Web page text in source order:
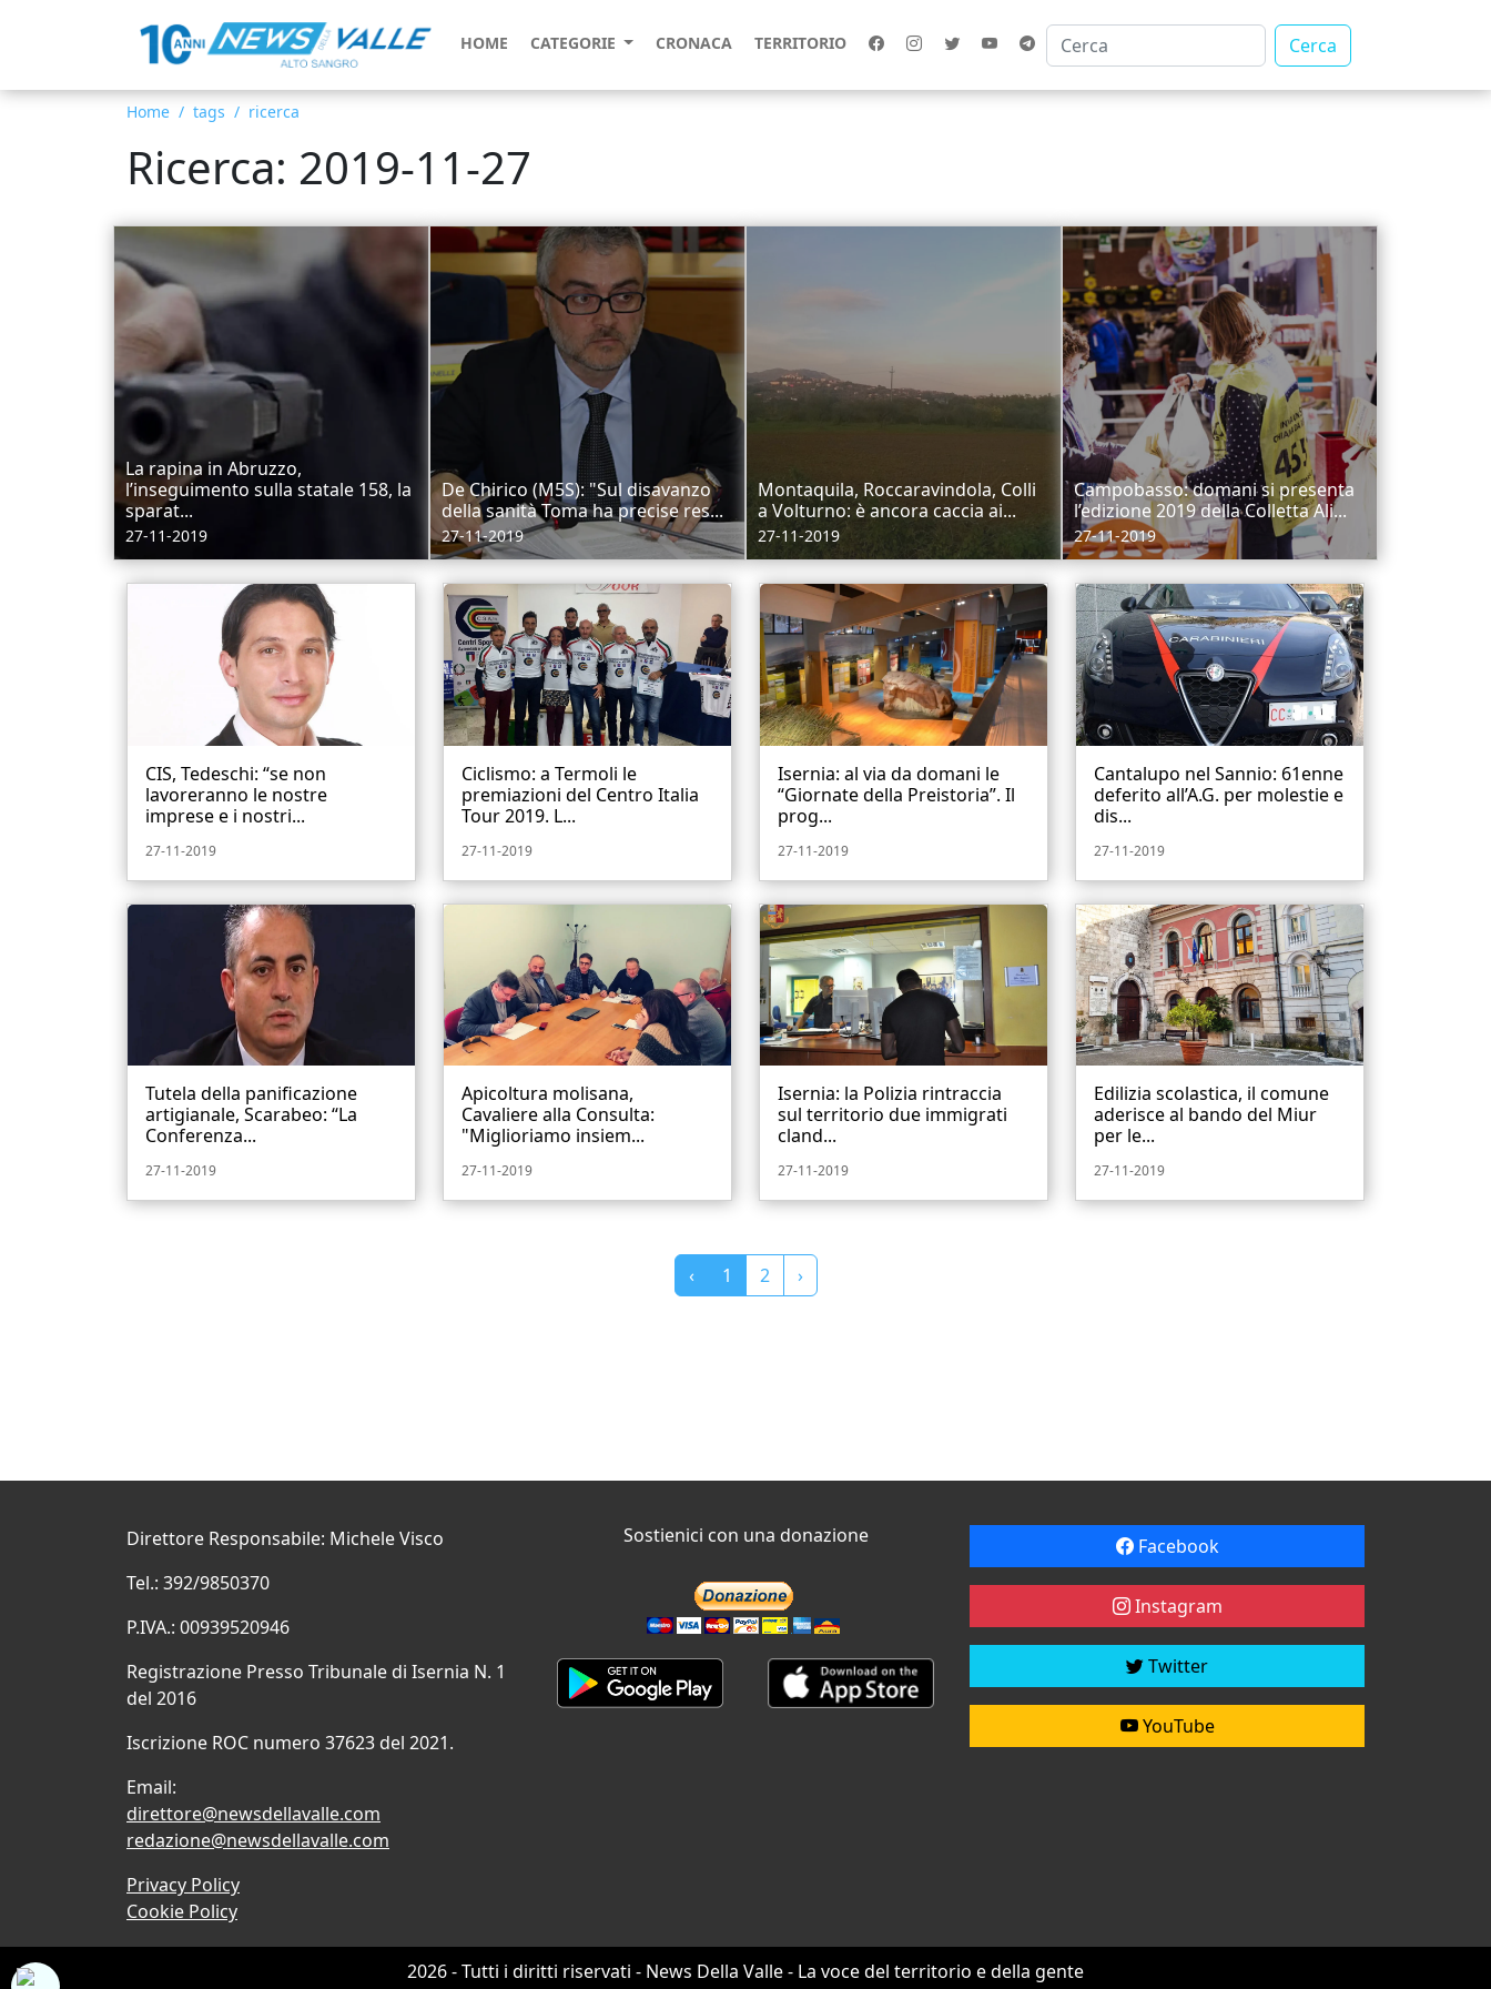
HOME CATEGORIE CRONACA TERRITORIO Cerca
Home tags ricerca
Ricerca: 2019-11-27
La rapina in Abruzzo,
l’inseguimento sulla statale 158, la
sparat...
27-11-2019
De Chirico (M5S): "Sul disavanzo
della sanità Toma ha precise res...
27-11-2019
Montaquila, Roccaravindola, Colli
a Volturno: è ancora caccia ai...
27-11-2019
Campobasso: domani si presenta
l’edizione 2019 della Colletta Ali...
27-11-2019
CIS, Tedeschi: “se non
lavoreranno le nostre
imprese e i nostri...
27-11-2019
Ciclismo: a Termoli le
premiazioni del Centro Italia
Tour 2019. L...
27-11-2019
Isernia: al via da domani le
“Giornate della Preistoria”. Il
prog...
27-11-2019
Cantalupo nel Sannio: 61enne
deferito all’A.G. per molestie e
dis...
27-11-2019
Tutela della panificazione
artigianale, Scarabeo: “La
Conferenza...
27-11-2019
Apicoltura molisana,
Cavaliere alla Consulta:
"Miglioriamo insiem...
27-11-2019
Isernia: la Polizia rintraccia
sul territorio due immigrati
cland...
27-11-2019
Edilizia scolastica, il comune
aderisce al bando del Miur
per le...
27-11-2019
‹ 1 2 ›
Direttore Responsabile: Michele Visco
Tel.: 392/9850370
P.IVA.: 00939520946
Registrazione Presso Tribunale di Isernia N. 1
del 2016
Iscrizione ROC numero 37623 del 2021.
Email:
direttore@newsdellavalle.com
redazione@newsdellavalle.com
Privacy Policy
Cookie Policy
Sostienici con una donazione Facebook
Instagram
Twitter
YouTube
2026 - Tutti i diritti riservati - News Della Valle - La voce del territorio e della gente